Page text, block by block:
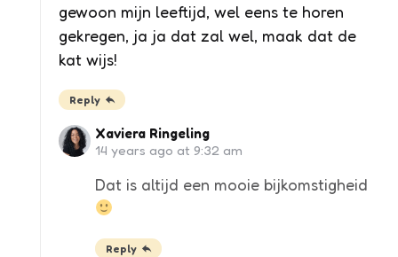
gewoon mijn leeftijd, wel eens te horen
gekregen, ja ja dat zal wel, maak dat de
kat wijs!
Reply
Xaviera Ringeling
14 years ago at 9:32 am
Dat is altijd een mooie bijkomstigheid
Reply